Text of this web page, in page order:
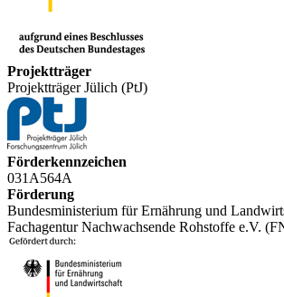
Projektträger
Projektträger Jülich (PtJ)
Förderkennzeichen
031A564A
Förderung
Bundesministerium für Ernährung und
Fachagentur Nachwachsende Rohstoffe e.V.